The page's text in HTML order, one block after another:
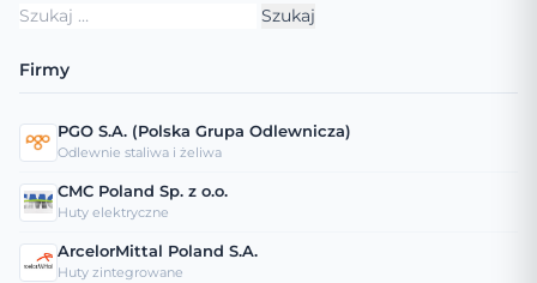
Szukaj:
Firmy
PGO S.A. (Polska Grupa Odlewnicza)
Odlewnie staliwa i żeliwa
CMC Poland Sp. z o.o.
Huty elektryczne
ArcelorMittal Poland S.A.
Huty zintegrowane